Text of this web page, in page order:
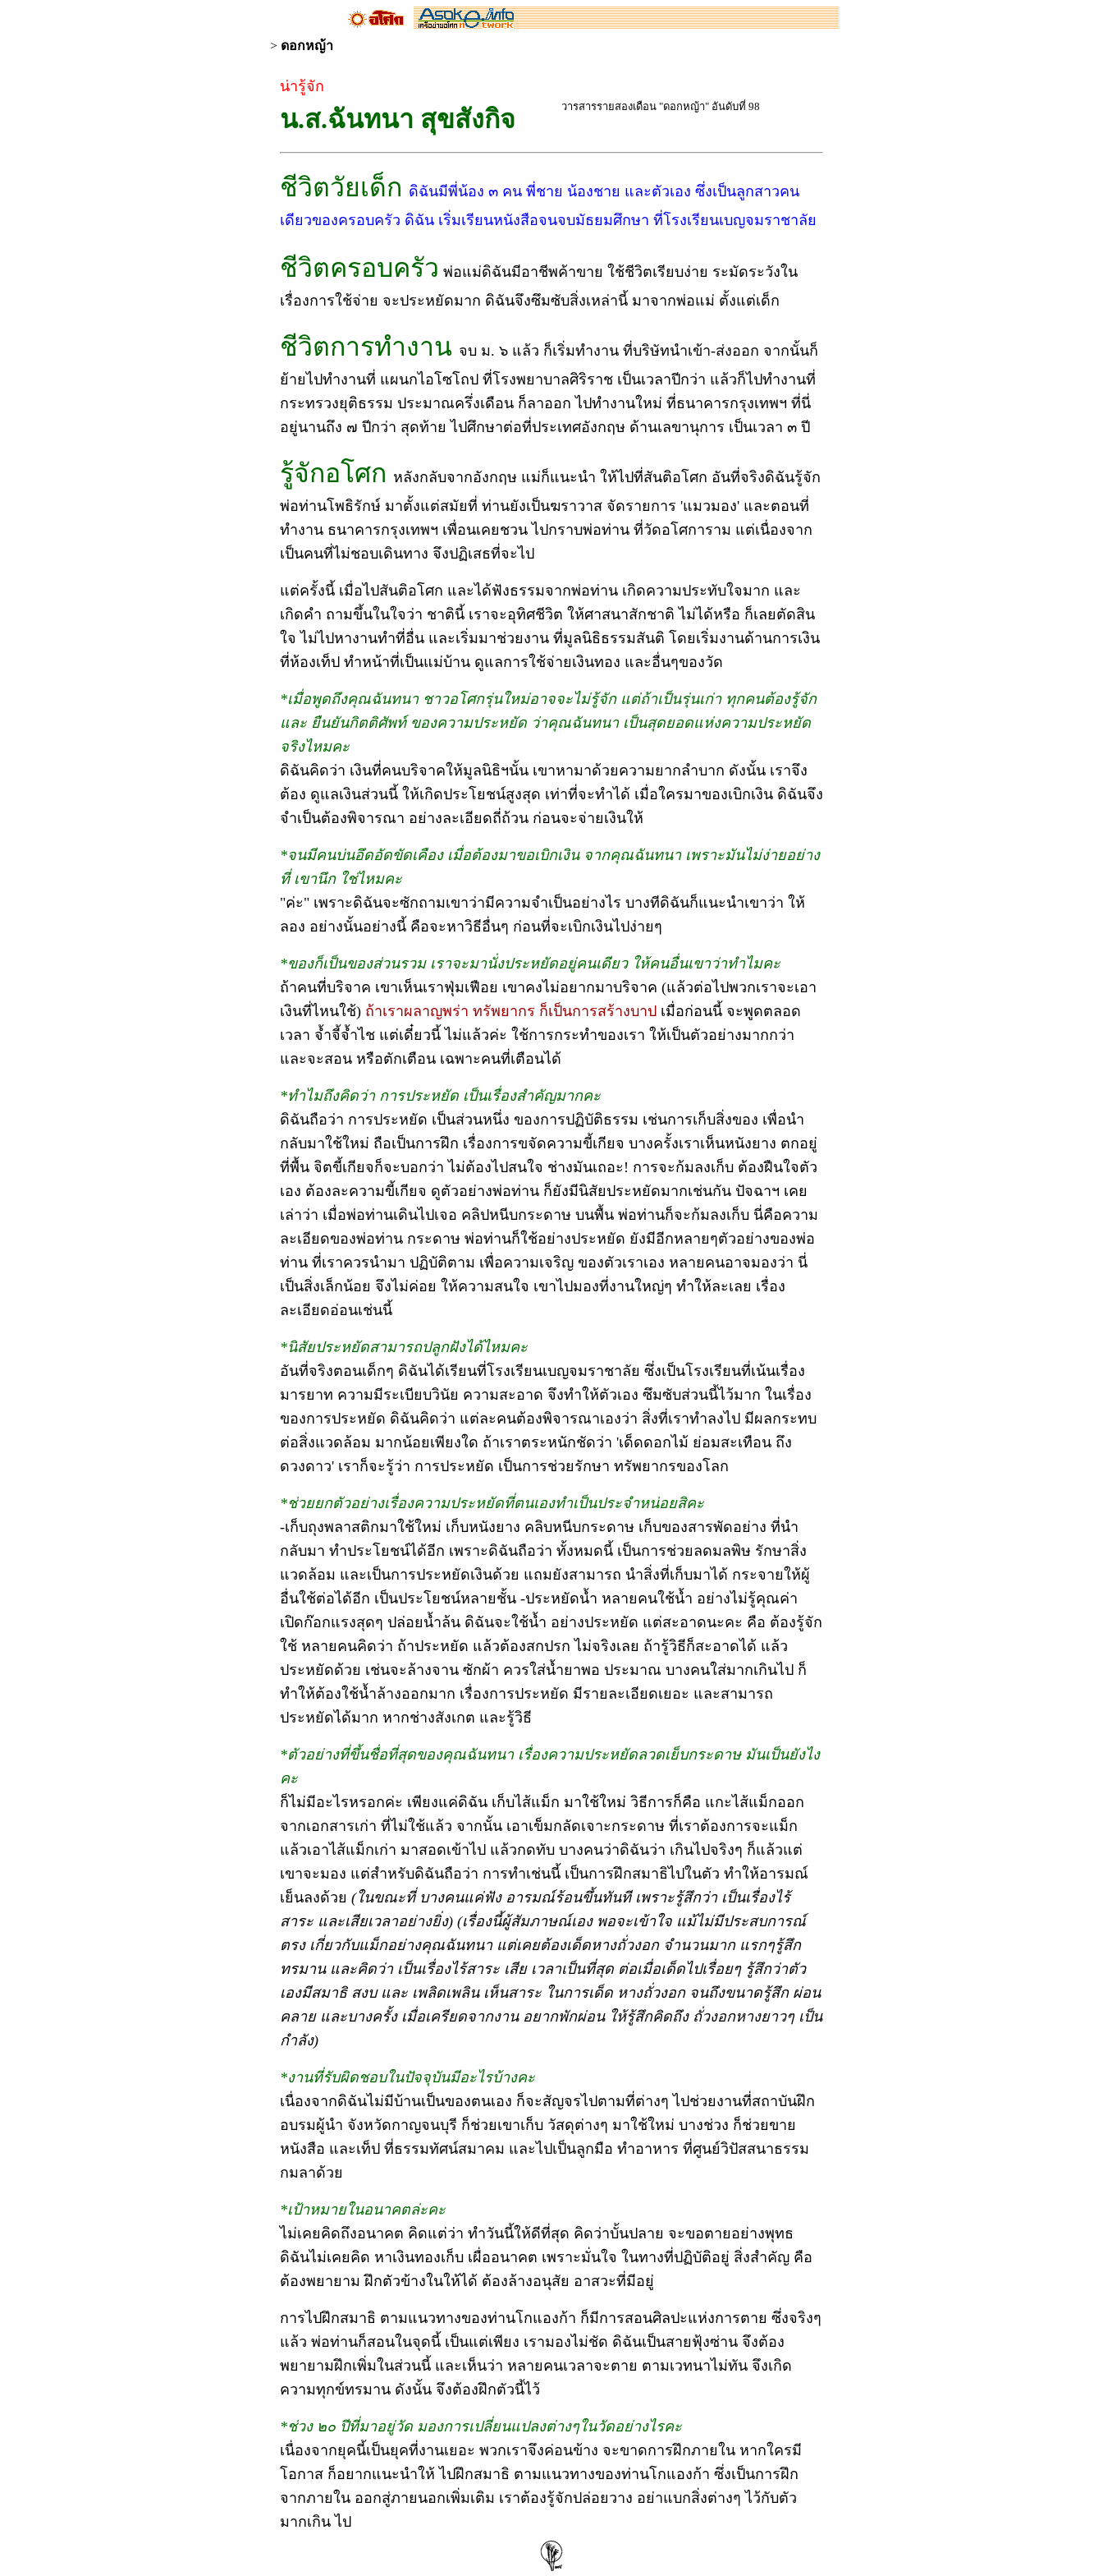
> ดอกหญ้า
น่ารู้จัก
น.ส.ฉันทนา สุขสังกิจ วารสารรายสองเดือน "ดอกหญ้า" อันดับที่ 98
ชีวิตวัยเด็ก ดิฉันมีพี่น้อง ๓ คน พี่ชาย น้องชาย และตัวเอง ซึ่งเป็นลูกสาวคน
เดียวของครอบครัว ดิฉัน เริ่มเรียนหนังสือจนจบมัธยมศึกษา ที่โรงเรียนเบญจมราชาลัย
ชีวิตครอบครัว พ่อแม่ดิฉันมีอาชีพค้าขาย ใช้ชีวิตเรียบง่าย ระมัดระวังใน
เรื่องการใช้จ่าย จะประหยัดมาก ดิฉันจึงซึมซับสิ่งเหล่านี้ มาจากพ่อแม่ ตั้งแต่เด็ก
ชีวิตการทำงาน จบ ม. ๖ แล้ว ก็เริ่มทำงาน ที่บริษัทนำเข้า-ส่งออก จากนั้นก็
ย้ายไปทำงานที่ แผนกไอโซโถป ที่โรงพยาบาลศิริราช เป็นเวลาปีกว่า แล้วก็ไปทำงานที่
กระทรวงยุติธรรม ประมาณครึ่งเดือน ก็ลาออก ไปทำงานใหม่ ที่ธนาคารกรุงเทพฯ ที่นี่
อยู่นานถึง ๗ ปีกว่า สุดท้าย ไปศึกษาต่อที่ประเทศอังกฤษ ด้านเลขานุการ เป็นเวลา ๓ ปี
รู้จักอโศก หลังกลับจากอังกฤษ แม่ก็แนะนำ ให้ไปที่สันติอโศก อันที่จริงดิฉันรู้จัก
พ่อท่านโพธิรักษ์ มาตั้งแต่สมัยที่ ท่านยังเป็นฆราวาส จัดรายการ 'แมวมอง' และตอนที่
ทำงาน ธนาคารกรุงเทพฯ เพื่อนเคยชวน ไปกราบพ่อท่าน ที่วัดอโศการาม แต่เนื่องจาก
เป็นคนที่ไม่ชอบเดินทาง จึงปฏิเสธที่จะไป
แต่ครั้งนี้ เมื่อไปสันติอโศก และได้ฟังธรรมจากพ่อท่าน เกิดความประทับใจมาก และ
เกิดคำ ถามขึ้นในใจว่า ชาตินี้ เราจะอุทิศชีวิต ให้ศาสนาสักชาติ ไม่ได้หรือ ก็เลยตัดสิน
ใจ ไม่ไปหางานทำที่อื่น และเริ่มมาช่วยงาน ที่มูลนิธิธรรมสันติ โดยเริ่มงานด้านการเงิน
ที่ห้องเท็ป ทำหน้าที่เป็นแม่บ้าน ดูแลการใช้จ่ายเงินทอง และอื่นๆของวัด
*เมื่อพูดถึงคุณฉันทนา ชาวอโศกรุ่นใหม่อาจจะไม่รู้จัก แต่ถ้าเป็นรุ่นเก่า ทุกคนต้องรู้จัก
และ ยืนยันกิตติศัพท์ ของความประหยัด ว่าคุณฉันทนา เป็นสุดยอดแห่งความประหยัด
จริงไหมคะ
ดิฉันคิดว่า เงินที่คนบริจาคให้มูลนิธิฯนั้น เขาหามาด้วยความยากลำบาก ดังนั้น เราจึง
ต้อง ดูแลเงินส่วนนี้ ให้เกิดประโยชน์สูงสุด เท่าที่จะทำได้ เมื่อใครมาของเบิกเงิน ดิฉันจึง
จำเป็นต้องพิจารณา อย่างละเอียดถี่ถ้วน ก่อนจะจ่ายเงินให้
*จนมีคนบ่นอึดอัดขัดเคือง เมื่อต้องมาขอเบิกเงิน จากคุณฉันทนา เพราะมันไม่ง่ายอย่าง
ที่ เขานึก ใช่ไหมคะ
"ค่ะ" เพราะดิฉันจะซักถามเขาว่ามีความจำเป็นอย่างไร บางทีดิฉันก็แนะนำเขาว่า ให้
ลอง อย่างนั้นอย่างนี้ คือจะหาวิธีอื่นๆ ก่อนที่จะเบิกเงินไปง่ายๆ
*ของก็เป็นของส่วนรวม เราจะมานั่งประหยัดอยู่คนเดียว ให้คนอื่นเขาว่าทำไมคะ
ถ้าคนที่บริจาค เขาเห็นเราฟุ่มเฟือย เขาคงไม่อยากมาบริจาค (แล้วต่อไปพวกเราจะเอา
เงินที่ไหนใช้) ถ้าเราผลาญพร่า ทรัพยากร ก็เป็นการสร้างบาป เมื่อก่อนนี้ จะพูดตลอด
เวลา จ้ำจี้จ้ำไช แต่เดี๋ยวนี้ ไม่แล้วค่ะ ใช้การกระทำของเรา ให้เป็นตัวอย่างมากกว่า
และจะสอน หรือตักเตือน เฉพาะคนที่เตือนได้
*ทำไมถึงคิดว่า การประหยัด เป็นเรื่องสำคัญมากคะ
ดิฉันถือว่า การประหยัด เป็นส่วนหนึ่ง ของการปฏิบัติธรรม เช่นการเก็บสิ่งของ เพื่อนำ
กลับมาใช้ใหม่ ถือเป็นการฝึก เรื่องการขจัดความขี้เกียจ บางครั้งเราเห็นหนังยาง ตกอยู่
ที่พื้น จิตขี้เกียจก็จะบอกว่า ไม่ต้องไปสนใจ ช่างมันเถอะ! การจะก้มลงเก็บ ต้องฝืนใจตัว
เอง ต้องละความขี้เกียจ ดูตัวอย่างพ่อท่าน ก็ยังมีนิสัยประหยัดมากเช่นกัน ปัจฉาฯ เคย
เล่าว่า เมื่อพ่อท่านเดินไปเจอ คลิปหนีบกระดาษ บนพื้น พ่อท่านก็จะก้มลงเก็บ นี่คือความ
ละเอียดของพ่อท่าน กระดาษ พ่อท่านก็ใช้อย่างประหยัด ยังมีอีกหลายๆตัวอย่างของพ่อ
ท่าน ที่เราควรนำมา ปฏิบัติตาม เพื่อความเจริญ ของตัวเราเอง หลายคนอาจมองว่า นี่
เป็นสิ่งเล็กน้อย จึงไม่ค่อย ให้ความสนใจ เขาไปมองที่งานใหญ่ๆ ทำให้ละเลย เรื่อง
ละเอียดอ่อนเช่นนี้
*นิสัยประหยัดสามารถปลูกฝังได้ไหมคะ
อันที่จริงตอนเด็กๆ ดิฉันได้เรียนที่โรงเรียนเบญจมราชาลัย ซึ่งเป็นโรงเรียนที่เน้นเรื่อง
มารยาท ความมีระเบียบวินัย ความสะอาด จึงทำให้ตัวเอง ซึมซับส่วนนี้ไว้มาก ในเรื่อง
ของการประหยัด ดิฉันคิดว่า แต่ละคนต้องพิจารณาเองว่า สิ่งที่เราทำลงไป มีผลกระทบ
ต่อสิ่งแวดล้อม มากน้อยเพียงใด ถ้าเราตระหนักชัดว่า 'เด็ดดอกไม้ ย่อมสะเทือน ถึง
ดวงดาว' เราก็จะรู้ว่า การประหยัด เป็นการช่วยรักษา ทรัพยากรของโลก
*ช่วยยกตัวอย่างเรื่องความประหยัดที่ตนเองทำเป็นประจำหน่อยสิคะ
-เก็บถุงพลาสติกมาใช้ใหม่ เก็บหนังยาง คลิบหนีบกระดาษ เก็บของสารพัดอย่าง ที่นำ
กลับมา ทำประโยชน์ได้อีก เพราะดิฉันถือว่า ทั้งหมดนี้ เป็นการช่วยลดมลพิษ รักษาสิ่ง
แวดล้อม และเป็นการประหยัดเงินด้วย แถมยังสามารถ นำสิ่งที่เก็บมาได้ กระจายให้ผู้
อื่นใช้ต่อได้อีก เป็นประโยชน์หลายชั้น -ประหยัดน้ำ หลายคนใช้น้ำ อย่างไม่รู้คุณค่า
เปิดก๊อกแรงสุดๆ ปล่อยน้ำล้น ดิฉันจะใช้น้ำ อย่างประหยัด แต่สะอาดนะคะ คือ ต้องรู้จัก
ใช้ หลายคนคิดว่า ถ้าประหยัด แล้วต้องสกปรก ไม่จริงเลย ถ้ารู้วิธีก็สะอาดได้ แล้ว
ประหยัดด้วย เช่นจะล้างจาน ซักผ้า ควรใส่น้ำยาพอ ประมาณ บางคนใส่มากเกินไป ก็
ทำให้ต้องใช้น้ำล้างออกมาก เรื่องการประหยัด มีรายละเอียดเยอะ และสามารถ
ประหยัดได้มาก หากช่างสังเกต และรู้วิธี
*ตัวอย่างที่ขึ้นชื่อที่สุดของคุณฉันทนา เรื่องความประหยัดลวดเย็บกระดาษ มันเป็นยังไง
คะ
ก็ไม่มีอะไรหรอกค่ะ เพียงแค่ดิฉัน เก็บไส้แม็ก มาใช้ใหม่ วิธีการก็คือ แกะไส้แม็กออก
จากเอกสารเก่า ที่ไม่ใช้แล้ว จากนั้น เอาเข็มกลัดเจาะกระดาษ ที่เราต้องการจะแม็ก
แล้วเอาไส้แม็กเก่า มาสอดเข้าไป แล้วกดทับ บางคนว่าดิฉันว่า เกินไปจริงๆ ก็แล้วแต่
เขาจะมอง แต่สำหรับดิฉันถือว่า การทำเช่นนี้ เป็นการฝึกสมาธิไปในตัว ทำให้อารมณ์
เย็นลงด้วย (ในขณะที่ บางคนแค่ฟัง อารมณ์ร้อนขึ้นทันที เพราะรู้สึกว่า เป็นเรื่องไร้
สาระ และเสียเวลาอย่างยิ่ง) (เรื่องนี้ผู้สัมภาษณ์เอง พอจะเข้าใจ แม้ไม่มีประสบการณ์
ตรง เกี่ยวกับแม็กอย่างคุณฉันทนา แต่เคยต้องเด็ดหางถั่วงอก จำนวนมาก แรกๆรู้สึก
ทรมาน และคิดว่า เป็นเรื่องไร้สาระ เสีย เวลาเป็นที่สุด ต่อเมื่อเด็ดไปเรื่อยๆ รู้สึกว่าตัว
เองมีสมาธิ สงบ และ เพลิดเพลิน เห็นสาระ ในการเด็ด หางถั่วงอก จนถึงขนาดรู้สึก ผ่อน
คลาย และบางครั้ง เมื่อเครียดจากงาน อยากพักผ่อน ให้รู้สึกคิดถึง ถั่วงอกหางยาวๆ เป็น
กำลัง)
*งานที่รับผิดชอบในปัจจุบันมีอะไรบ้างคะ
เนื่องจากดิฉันไม่มีบ้านเป็นของตนเอง ก็จะสัญจรไปตามที่ต่างๆ ไปช่วยงานที่สถาบันฝึก
อบรมผู้นำ จังหวัดกาญจนบุรี ก็ช่วยเขาเก็บ วัสดุต่างๆ มาใช้ใหม่ บางช่วง ก็ช่วยขาย
หนังสือ และเท็ป ที่ธรรมทัศน์สมาคม และไปเป็นลูกมือ ทำอาหาร ที่ศูนย์วิปัสสนาธรรม
กมลาด้วย
*เป้าหมายในอนาคตล่ะคะ
ไม่เคยคิดถึงอนาคต คิดแต่ว่า ทำวันนี้ให้ดีที่สุด คิดว่าบั้นปลาย จะขอตายอย่างพุทธ
ดิฉันไม่เคยคิด หาเงินทองเก็บ เผื่ออนาคต เพราะมั่นใจ ในทางที่ปฏิบัติอยู่ สิ่งสำคัญ คือ
ต้องพยายาม ฝึกตัวข้างในให้ได้ ต้องล้างอนุสัย อาสวะที่มีอยู่
การไปฝึกสมาธิ ตามแนวทางของท่านโกแองก้า ก็มีการสอนศิลปะแห่งการตาย ซึ่งจริงๆ
แล้ว พ่อท่านก็สอนในจุดนี้ เป็นแต่เพียง เรามองไม่ชัด ดิฉันเป็นสายฟุ้งซ่าน จึงต้อง
พยายามฝึกเพิ่มในส่วนนี้ และเห็นว่า หลายคนเวลาจะตาย ตามเวทนาไม่ทัน จึงเกิด
ความทุกข์ทรมาน ดังนั้น จึงต้องฝึกตัวนี้ไว้
*ช่วง ๒๐ ปีที่มาอยู่วัด มองการเปลี่ยนแปลงต่างๆในวัดอย่างไรคะ
เนื่องจากยุคนี้เป็นยุคที่งานเยอะ พวกเราจึงค่อนข้าง จะขาดการฝึกภายใน หากใครมี
โอกาส ก็อยากแนะนำให้ ไปฝึกสมาธิ ตามแนวทางของท่านโกแองก้า ซึ่งเป็นการฝึก
จากภายใน ออกสู่ภายนอกเพิ่มเติม เราต้องรู้จักปล่อยวาง อย่าแบกสิ่งต่างๆ ไว้กับตัว
มากเกิน ไป